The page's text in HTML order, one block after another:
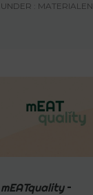
UNDER : MATERIALEN
mEATquality–